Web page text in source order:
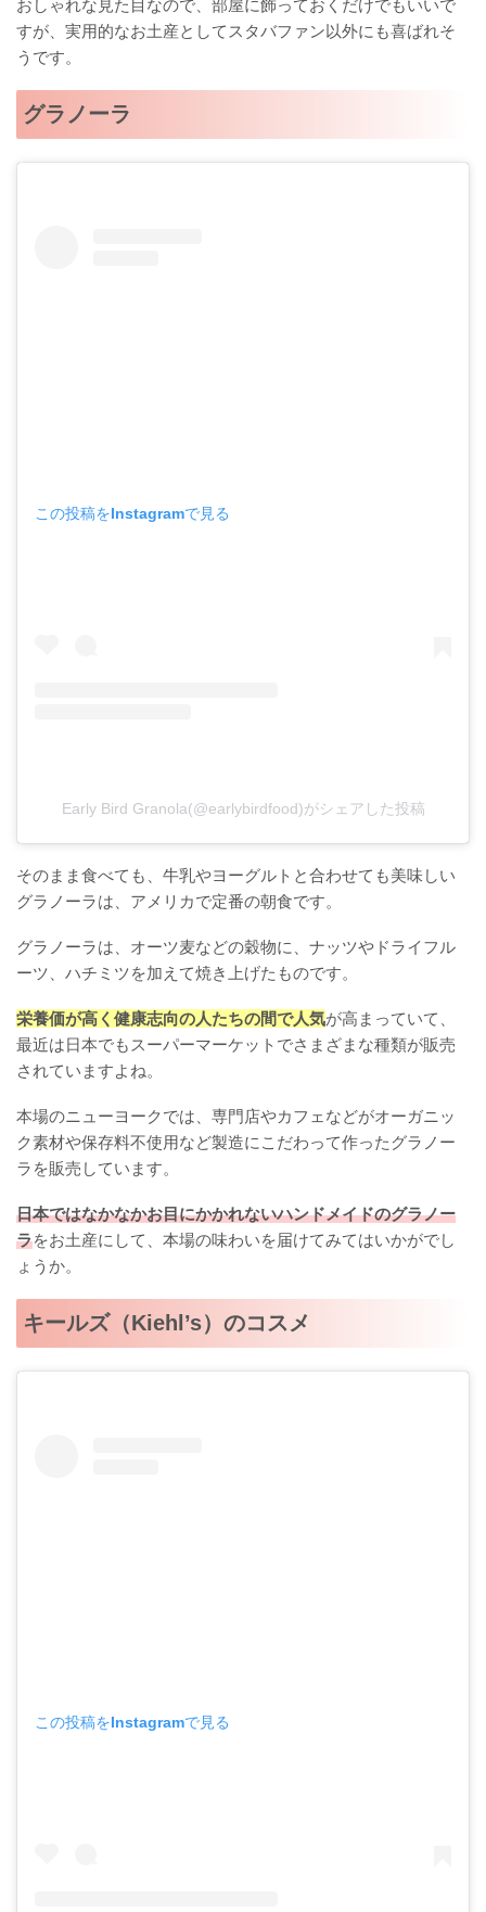
おしゃれな見た目なので、部屋に飾っておくだけでもいいで
すが、実用的なお土産としてスタバファン以外にも喜ばれそ
うです。
グラノーラ
この投稿をInstagramで見る
Early Bird Granola(@earlybirdfood)がシェアした投稿
そのまま食べても、牛乳やヨーグルトと合わせても美味しい
グラノーラは、アメリカで定番の朝食です。
グラノーラは、オーツ麦などの穀物に、ナッツやドライフル
ーツ、ハチミツを加えて焼き上げたものです。
栄養価が高く健康志向の人たちの間で人気が高まっていて、
最近は日本でもスーパーマーケットでさまざまな種類が販売
されていますよね。
本場のニューヨークでは、専門店やカフェなどがオーガニッ
ク素材や保存料不使用など製造にこだわって作ったグラノー
ラを販売しています。
日本ではなかなかお目にかかれないハンドメイドのグラノー
ラをお土産にして、本場の味わいを届けてみてはいかがでし
ょうか。
キールズ（Kiehl’s）のコスメ
この投稿をInstagramで見る